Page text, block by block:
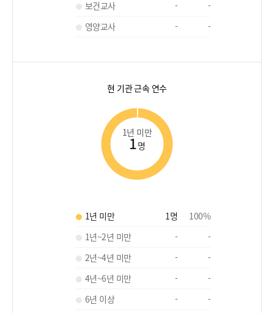
보건교사
-
-
영양교사
- -
현 기관 근속 연수
1년 미만
1명
1년 미만 1명 100%
1년~2년 미만
-
-
2년~4년 미만
-
-
4년~6년 미만
-
-
6년 이상
- -